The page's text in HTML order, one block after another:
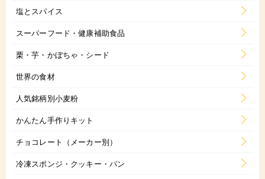
塩とスパイス
スーパーフード・健康補助食品
栗・芋・かぼちゃ・シード
世界の食材
人気銘柄別小麦粉
かんたん手作りキット
チョコレート（メーカー別）
冷凍スポンジ・クッキー・パン